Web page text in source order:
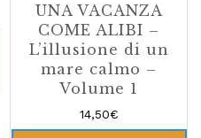
UNA VACANZA
COME ALIBI –
L’illusione di un
mare calmo –
Volume 1
14,50€